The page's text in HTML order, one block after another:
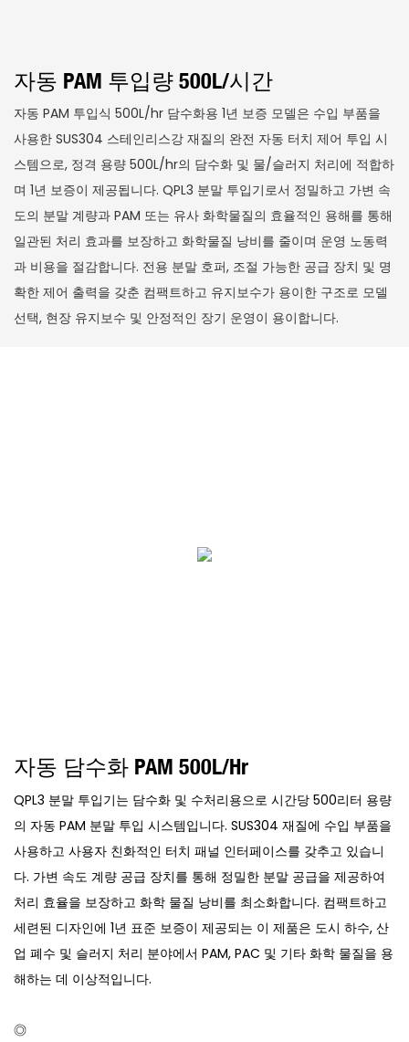
자동 PAM 투입량 500L/시간
자동 PAM 투입식 500L/hr 담수화용 1년 보증 모델은 수입 부품을
사용한 SUS304 스테인리스강 재질의 완전 자동 터치 제어 투입 시
스템으로, 정격 용량 500L/hr의 담수화 및 물/슬러지 처리에 적합하
며 1년 보증이 제공됩니다. QPL3 분말 투입기로서 정밀하고 가변 속
도의 분말 계량과 PAM 또는 유사 화학물질의 효율적인 용해를 통해
일관된 처리 효과를 보장하고 화학물질 낭비를 줄이며 운영 노동력
과 비용을 절감합니다. 전용 분말 호퍼, 조절 가능한 공급 장치 및 명
확한 제어 출력을 갖춘 컴팩트하고 유지보수가 용이한 구조로 모델
선택, 현장 유지보수 및 안정적인 장기 운영이 용이합니다.
자동 담수화 PAM 500L/hr
QPL3 분말 투입기는 담수화 및 수처리용으로 시간당 500리터 용량
의 자동 PAM 분말 투입 시스템입니다. SUS304 재질에 수입 부품을
사용하고 사용자 친화적인 터치 패널 인터페이스를 갖추고 있습니
다. 가변 속도 계량 공급 장치를 통해 정밀한 분말 공급을 제공하여
처리 효율을 보장하고 화학 물질 낭비를 최소화합니다. 컴팩트하고
세련된 디자인에 1년 표준 보증이 제공되는 이 제품은 도시 하수, 산
업 폐수 및 슬러지 처리 분야에서 PAM, PAC 및 기타 화학 물질을 용
해하는 데 이상적입니다.
◎